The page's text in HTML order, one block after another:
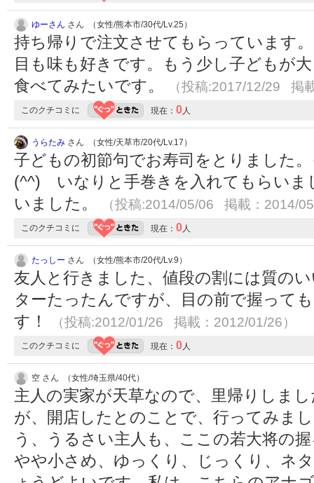
ゆーさん さん （女性/熊本市/30代/Lv.25）
持ち帰りで注文させてもらっています
目も味も好きです。もう少し子どもが
食べてみたいです。
（投稿:2017/12/29 掲
このクチコミに 現在： 0 人
うらたみ さん （女性/天草市/20代/Lv.17）
子どもの初節句でお寿司をとりました
(^^) いなりと手巻きを入れてもらいま
いました。
（投稿:2014/05/06 掲載：2014/
このクチコミに 現在： 0 人
たっしー さん （女性/熊本市/20代/Lv.9）
友人と行きました、値段の割には質の
ターたったんですが、目の前で握って
す！
（投稿:2012/01/26 掲載：2012/01/26）
このクチコミに 現在： 0 人
空 さん （女性/埼玉県/40代）
主人の実家が天草なので、里帰りしま
が、開店したとのことで、行ってみま
う、うるさい主人も、ここの若大将の
やや小さめ、ゆっくり、じっくり、ネ